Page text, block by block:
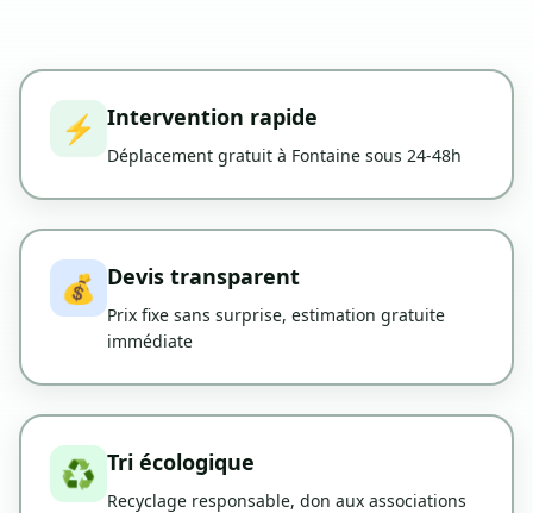
⚡ Intervention rapide
Déplacement gratuit à Fontaine sous 24-48h
💰 Devis transparent
Prix fixe sans surprise, estimation gratuite
immédiate
♻️ Tri écologique
Recyclage responsable, don aux associations